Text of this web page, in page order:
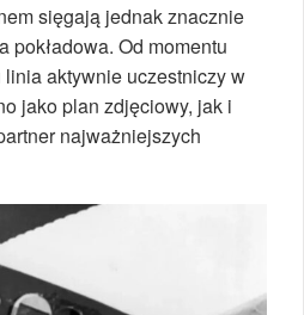
sięgają jednak znacznie
pokładowa. Od momentu
aktywnie uczestniczy w
jako plan zdjęciowy, jak i
najważniejszych